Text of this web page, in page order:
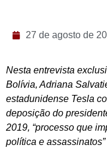
27 de agosto de
Nesta entrevista
Bolívia, Adriana
estadunidense Tesla
deposição do
2019, “processo que
política e